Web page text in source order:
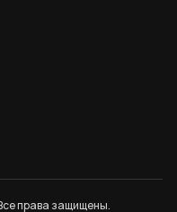
права защищены.